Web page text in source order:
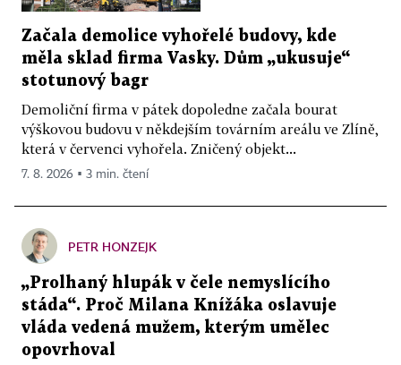
Začala demolice vyhořelé budovy, kde
měla sklad firma Vasky. Dům „ukusuje“
stotunový bagr
Demoliční firma v pátek dopoledne začala bourat
výškovou budovu v někdejším továrním areálu ve Zlíně,
která v červenci vyhořela. Zničený objekt...
7. 8. 2026 ▪ 3 min. čtení
PETR HONZEJK
„Prolhaný hlupák v čele nemyslícího
stáda“. Proč Milana Knížáka oslavuje
vláda vedená mužem, kterým umělec
opovrhoval